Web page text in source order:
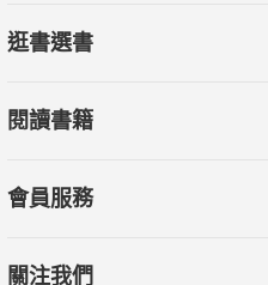
逛書選書
閱讀書籍
會員服務
關注我們